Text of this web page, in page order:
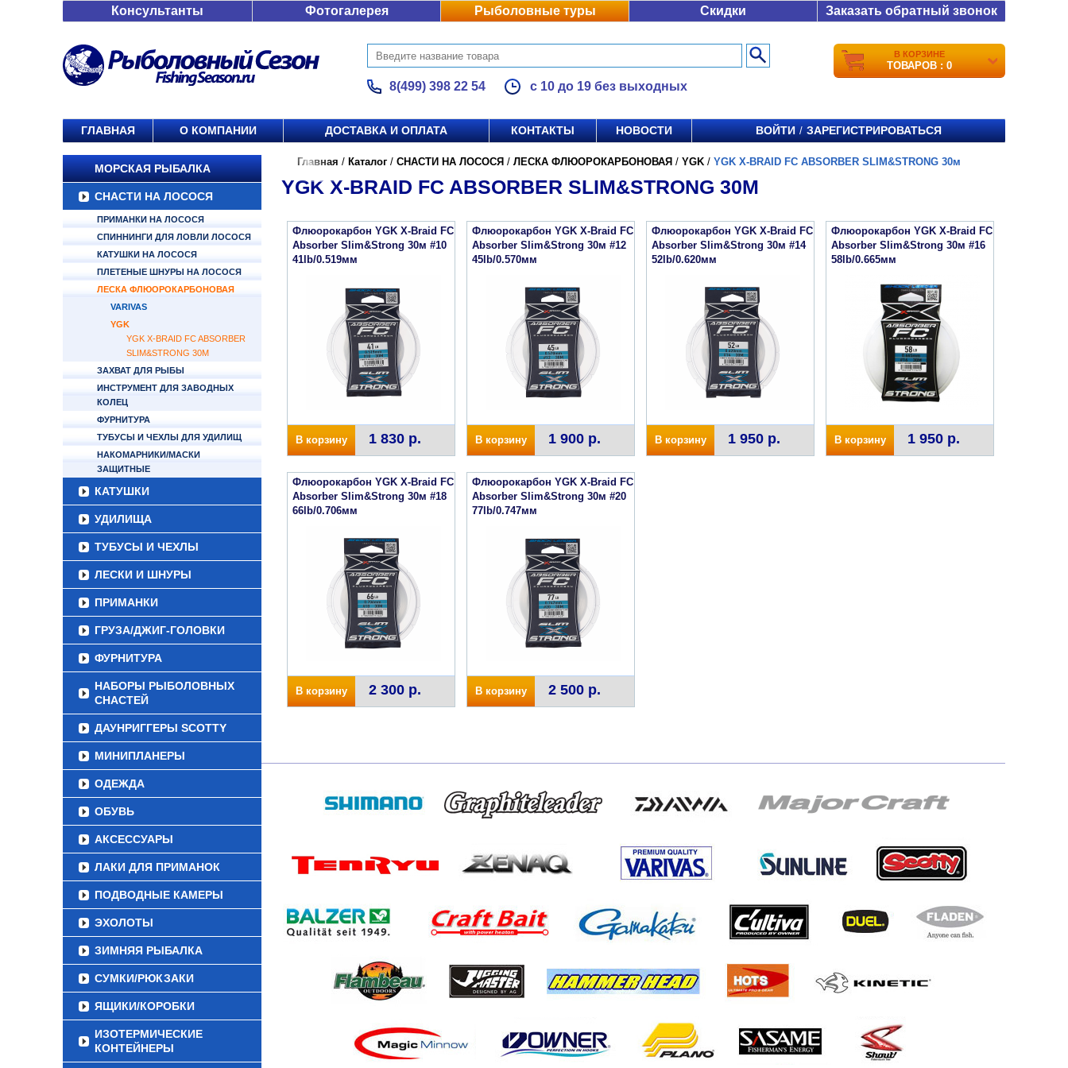
Консультанты Фотогалерея Рыболовные туры Скидки Заказать обратный звонок
8(499) 398 22 54 с 10 до 19 без выходных
В КОРЗИНЕ
ТОВАРОВ : 0
ГЛАВНАЯ О КОМПАНИИ ДОСТАВКА И ОПЛАТА КОНТАКТЫ НОВОСТИ ВОЙТИ / ЗАРЕГИСТРИРОВАТЬСЯ
МОРСКАЯ РЫБАЛКА
СНАСТИ НА ЛОСОСЯ
ПРИМАНКИ НА ЛОСОСЯ
СПИННИНГИ ДЛЯ ЛОВЛИ ЛОСОСЯ
КАТУШКИ НА ЛОСОСЯ
ПЛЕТЕНЫЕ ШНУРЫ НА ЛОСОСЯ
ЛЕСКА ФЛЮОРОКАРБОНОВАЯ
VARIVAS
YGK
YGK X-BRAID FC ABSORBER
SLIM&STRONG 30М
ЗАХВАТ ДЛЯ РЫБЫ
ИНСТРУМЕНТ ДЛЯ ЗАВОДНЫХ
КОЛЕЦ
ФУРНИТУРА
ТУБУСЫ И ЧЕХЛЫ ДЛЯ УДИЛИЩ
НАКОМАРНИКИ/МАСКИ
ЗАЩИТНЫЕ
КАТУШКИ
УДИЛИЩА
ТУБУСЫ И ЧЕХЛЫ
ЛЕСКИ И ШНУРЫ
ПРИМАНКИ
ГРУЗА/ДЖИГ-ГОЛОВКИ
ФУРНИТУРА
НАБОРЫ РЫБОЛОВНЫХ
СНАСТЕЙ
ДАУНРИГГЕРЫ SCOTTY
МИНИПЛАНЕРЫ
ОДЕЖДА
ОБУВЬ
АКСЕССУАРЫ
ЛАКИ ДЛЯ ПРИМАНОК
ПОДВОДНЫЕ КАМЕРЫ
ЭХОЛОТЫ
ЗИМНЯЯ РЫБАЛКА
СУМКИ/РЮКЗАКИ
ЯЩИКИ/КОРОБКИ
ИЗОТЕРМИЧЕСКИЕ
КОНТЕЙНЕРЫ
Главная / Каталог / СНАСТИ НА ЛОСОСЯ / ЛЕСКА ФЛЮОРОКАРБОНОВАЯ / YGK / YGK X-BRAID FC ABSORBER SLIM&STRONG 30м
YGK X-BRAID FC ABSORBER SLIM&STRONG 30М
Флюорокарбон YGK X-Braid FC
Absorber Slim&Strong 30м #10
41lb/0.519мм
В корзину 1 830 р.
Флюорокарбон YGK X-Braid FC
Absorber Slim&Strong 30м #12
45lb/0.570мм
В корзину 1 900 р.
Флюорокарбон YGK X-Braid FC
Absorber Slim&Strong 30м #14
52lb/0.620мм
В корзину 1 950 р.
Флюорокарбон YGK X-Braid FC
Absorber Slim&Strong 30м #16
58lb/0.665мм
В корзину 1 950 р.
Флюорокарбон YGK X-Braid FC
Absorber Slim&Strong 30м #18
66lb/0.706мм
В корзину 2 300 р.
Флюорокарбон YGK X-Braid FC
Absorber Slim&Strong 30м #20
77lb/0.747мм
В корзину 2 500 р.